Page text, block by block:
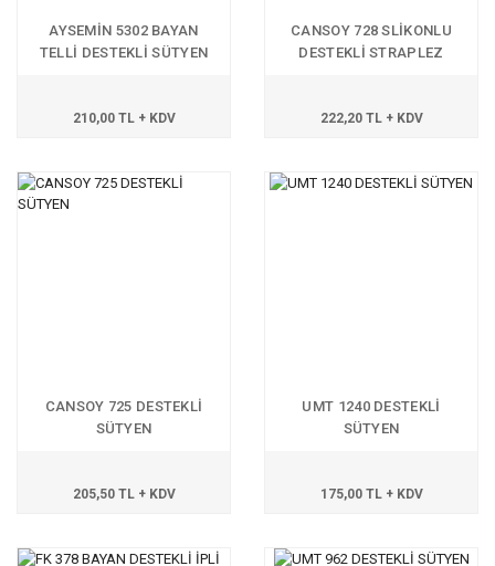
AYSEMİN 5302 BAYAN
TELLİ DESTEKLİ SÜTYEN
210,00 TL + KDV
CANSOY 728 SLİKONLU
DESTEKLİ STRAPLEZ
222,20 TL + KDV
CANSOY 725 DESTEKLİ
SÜTYEN
205,50 TL + KDV
UMT 1240 DESTEKLİ
SÜTYEN
175,00 TL + KDV